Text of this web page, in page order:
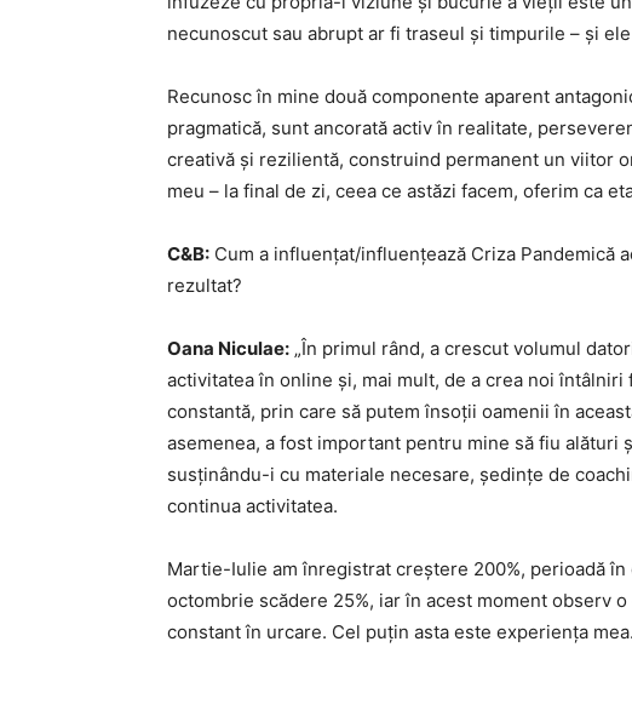
necunoscut sau abrupt ar fi traseul și timpurile – și
Recunosc în mine două componente aparent
pragmatică, sunt ancorată activ în realitate,
creativă și rezilientă, construind permanent un viitor
meu – la final de zi, ceea ce astăzi facem, oferim ca
C&B: Cum a influențat/influențează Criza Pandemică
rezultat?
Oana Niculae: „În primul rând, a crescut volumul
activitatea în online și, mai mult, de a crea noi
constantă, prin care să putem însoții oamenii în
asemenea, a fost important pentru mine să fiu
susținându-i cu materiale necesare, ședințe de
continua activitatea.
Martie-Iulie am înregistrat creștere 200%, perioadă
octombrie scădere 25%, iar în acest moment observ
constant în urcare. Cel puțin asta este experiența